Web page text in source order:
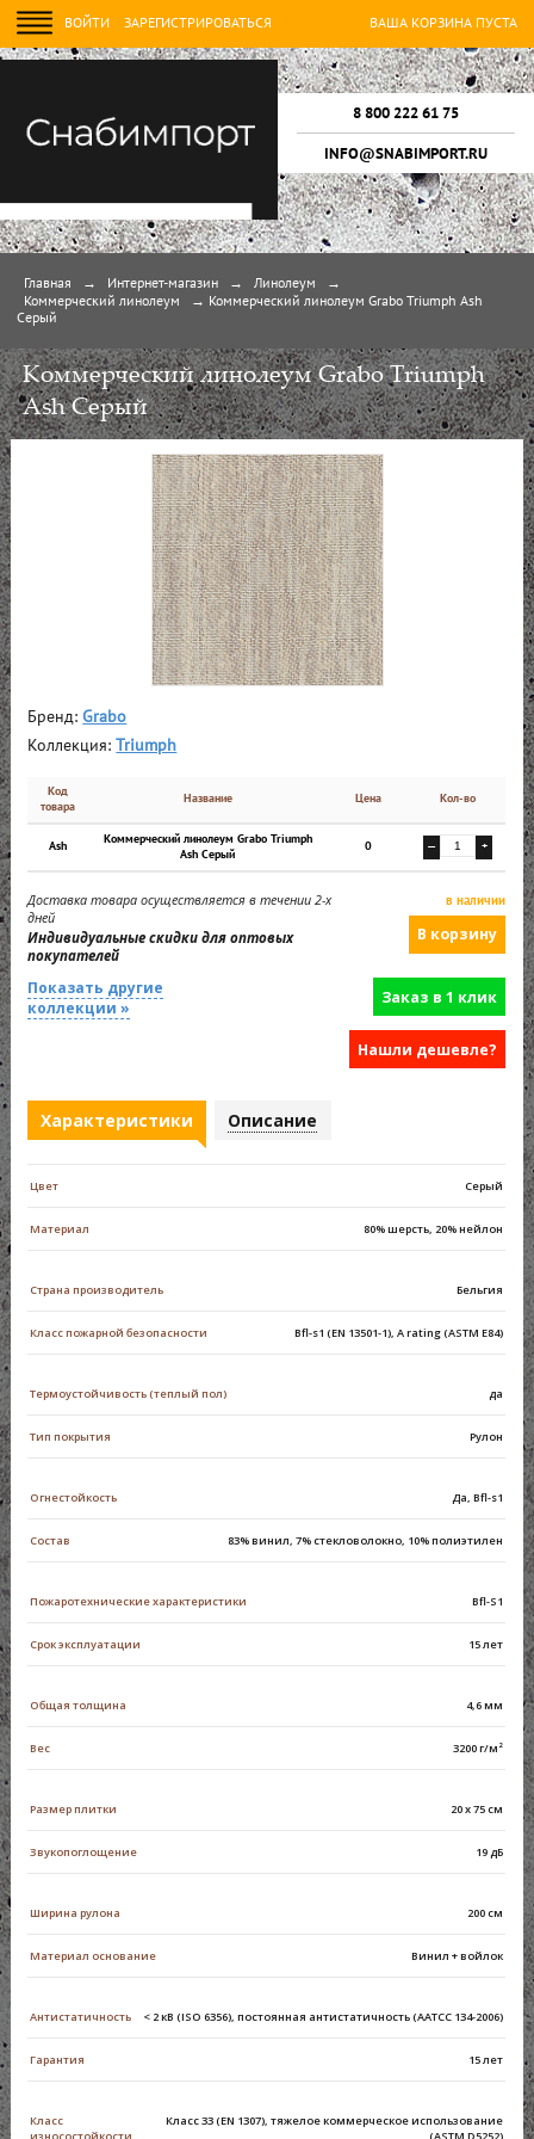
ВОЙТИ ЗАРЕГИСТРИРОВАТЬСЯ ВАША КОРЗИНА ПУСТА
8 800 222 61 75
INFO@SNABIMPORT.RU
Главная → Интернет-магазин → Линолеум
→
Коммерческий линолеум
→
Коммерческий линолеум Grabo Triumph Ash
Серый
Коммерческий линолеум Grabo Triumph
Ash Серый
Бренд:Grabo
Коллекция:
Triumph
Код
товара
Название Цена Кол-во
Ash
Коммерческий линолеум Grabo Triumph
Ash Серый
0 — +
Доставка товара осуществляется в течении 2-х
дней
Индивидуальные скидки для оптовых
покупателей
в наличии
Показать другие
коллекции »
Заказ в 1 клик
Нашли дешевле?
Характеристики Описание
Цвет Серый
Материал 80% шерсть, 20% нейлон
Страна производитель Бельгия
Класс пожарной безопасности Bfl-s1 (EN 13501-1), A rating (ASTM E84)
Термоустойчивость (теплый пол) да
Тип покрытия Рулон
Огнестойкость Да, Bfl-s1
Состав 83% винил, 7% стекловолокно, 10% полиэтилен
Пожаротехнические характеристики Bfl-S1
Срок эксплуатации 15 лет
Общая толщина 4,6 мм
Вес 3200 г/м²
Размер плитки 20 x 75 см
Звукопоглощение 19 дБ
Ширина рулона 200 см
Материал основание Винил + войлок
Антистатичность < 2 кВ (ISO 6356), постоянная антистатичность (AATCC 134-2006)
Гарантия 15 лет
Класс
износостойкости
Класс 33 (EN 1307), тяжелое коммерческое использование
(ASTM D5252)